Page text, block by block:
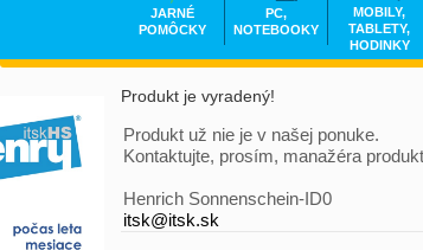
Produkt je vyradený!
Produkt už nie je v našej ponuke.
Kontaktujte, prosím, manažéra
Henrich Sonnenschein-ID0
itsk@itsk.sk
JARNÉ
POMÔCKY
PC,
NOTEBOOKY
MOBILY,
TABLETY,
HODINKY